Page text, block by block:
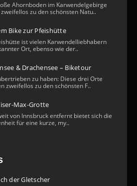
Ahornboden im Karwendelgebirge
zu den schönsten Natu..
Bike zur Pfeishütte
ist vielen Karwendelliebhabern
Ort, ebenso wie der..
& Drachensee – Biketour
zu haben: Diese drei Orte
zweifellos zu den schönsten F..
Max-Grotte
von Innsbruck entfernt bietet sich die
für eine kurze, my..
der Gletscher